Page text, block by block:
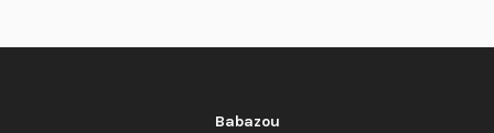
Babazou